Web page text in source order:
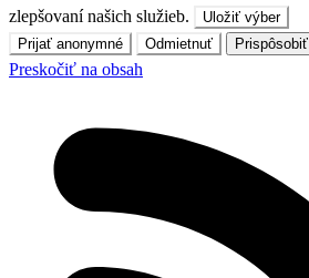
zlepšovaní našich služieb.
Uložiť výber
Prijať anonymné
Odmietnuť Prispôsobiť
Preskočiť na obsah